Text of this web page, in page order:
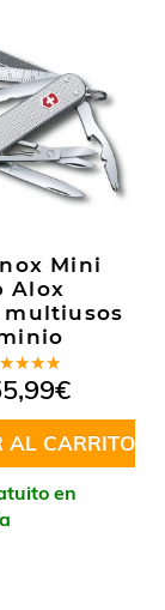
Mini
Alox
multiusos
5.00de
€
AL CARRITO
en